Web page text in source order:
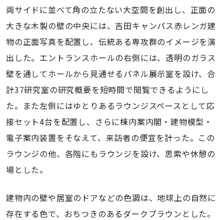
両サイドに並べて角の立たない大空間を創出し、正面の
大きな木製の壁の中央には、吉田キャンパス赤レンガ建
物の正面写真を配置し、伝統ある専攻群のイメージを演
出した。エントランスホールの右側には、透明のガラス
壁を通してホールから見通せるパネル展示室を設け、合
計37研究室の研究概要を短時間で閲覧できるようにし
た。また左側にはゆとりあるラウンジスペースとして応
接セット4台を配置し、さらに棟内案内閣・建物模型・
電子案内装置をそなえて、来訪者の便宜を計った。この
ラウンジの他、各階にもラウンジを設け、思索や休憩の
場とした。
建物内の壁や居室のドアなどの色調は、地球上の自然に
存在する色で、おちつきのあるダークブラウンとした。